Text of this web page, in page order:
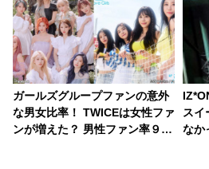
ガールズグループファンの意外
な男女比率！ TWICEは女性ファ
ンが増えた？ 男性ファン率９割
スイ
なか